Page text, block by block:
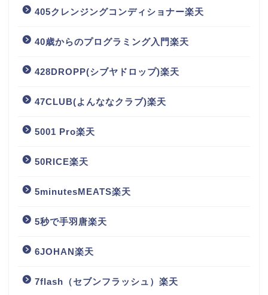
405クレンジングコンディショナー楽天
40歳からのプログラミング入門楽天
428DROPP(シブヤドロップ)楽天
47CLUB(よんななクラブ)楽天
5001 Pro楽天
50RICE楽天
5minutesMEATS楽天
5秒で手羽唐楽天
6JOHAN楽天
7flash（セブンフラッシュ）楽天